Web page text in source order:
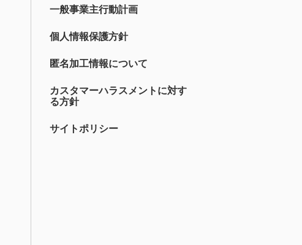
一般事業主行動計画
個人情報保護方針
匿名加工情報について
カスタマーハラスメントに対す
る方針
サイトポリシー